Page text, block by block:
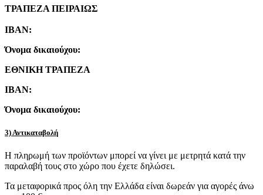
ΤΡΑΠΕΖΑ ΠΕΙΡΑΙΩΣ
IBAN:
Όνομα δικαιούχου:
ΕΘΝΙΚΗ ΤΡΑΠΕΖΑ
IBAN:
Όνομα δικαιούχου:
3) Αντικαταβολή
Η πληρωμή των προϊόντων μπορεί να γίνει με μετρητά κατά την
παραλαβή τους στο χώρο που έχετε δηλώσει.
Τα μεταφορικά προς όλη την Ελλάδα είναι δωρεάν για αγορές άνω